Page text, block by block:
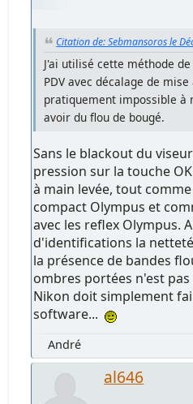
Citation de: Sebmansoros le
J'ai utilisé cette méthode
PDV avec décalage de
pratiquement impossible à
avoir du flou de bougé.
Sans le blackout du
pression sur la touche
à main levée, tout
compact Olympus et
avec les reflex Olympus.
d'identifications la
la présence de bandes
ombres portées n'est pas
Nikon doit simplement
software...
André
al646